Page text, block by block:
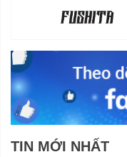
TIN MỚI NHẤT